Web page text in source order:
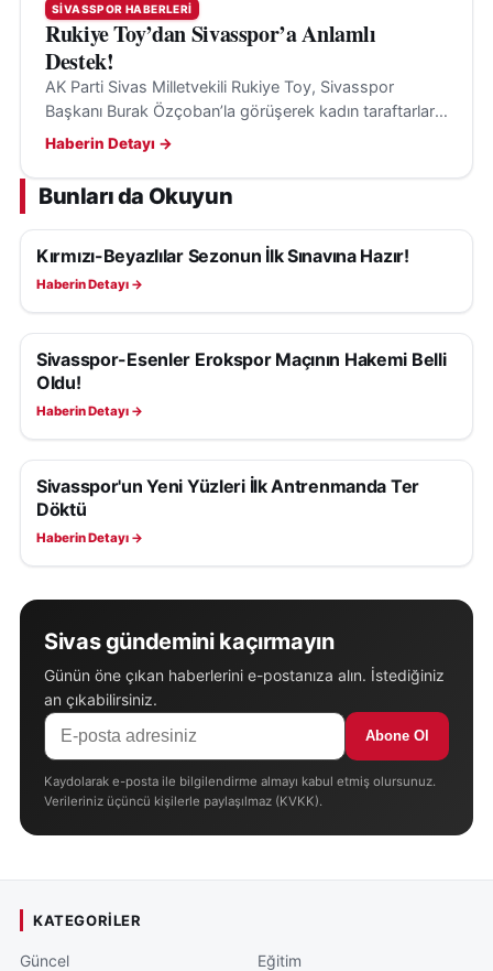
SIVASSPOR HABERLERI
Rukiye Toy’dan Sivasspor’a Anlamlı
Destek!
AK Parti Sivas Milletvekili Rukiye Toy, Sivasspor
Başkanı Burak Özçoban’la görüşerek kadın taraftarların
maçları tribünden izlemesi için loca desteği sağladı.
Haberin Detayı →
Bunları da Okuyun
SIVASSPOR HABERLERI
Kırmızı-Beyazlılar Sezonun İlk Sınavına Hazır!
Haberin Detayı →
SIVASSPOR HABERLERI
Sivasspor-Esenler Erokspor Maçının Hakemi Belli
Oldu!
Haberin Detayı →
SIVASSPOR HABERLERI
Sivasspor'un Yeni Yüzleri İlk Antrenmanda Ter
Döktü
Haberin Detayı →
Sivas gündemini kaçırmayın
Günün öne çıkan haberlerini e-postanıza alın. İstediğiniz
an çıkabilirsiniz.
Abone Ol
Kaydolarak e-posta ile bilgilendirme almayı kabul etmiş olursunuz.
Verileriniz üçüncü kişilerle paylaşılmaz (KVKK).
KATEGORILER
Güncel
Eğitim